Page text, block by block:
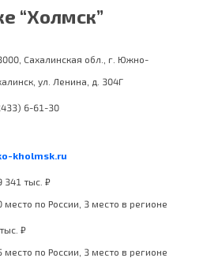
“Холмск”
Сахалинская обл., г. Южно-
ул. Ленина, д. 304Г
6-61-30
kholmsk.ru
341 тыс. ₽
место по России, 3 место в регионе
₽
место по России, 3 место в регионе